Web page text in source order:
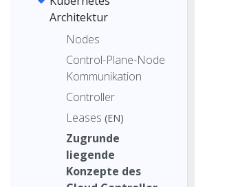
Architektur
Nodes
Control-Plane-Node
Kommunikation
Controller
Leases (EN)
Zugrunde
liegende
Konzepte des